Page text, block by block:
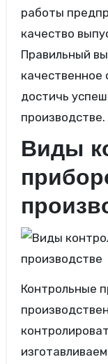
работы
качество
Правильный
качественное
достичь
производстве.
Виды
Контрольные